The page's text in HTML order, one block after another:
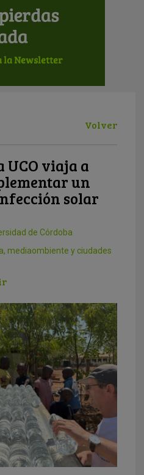
Volver
UCO viaja a
un
solar
de Córdoba
mediaombiente y ciudades